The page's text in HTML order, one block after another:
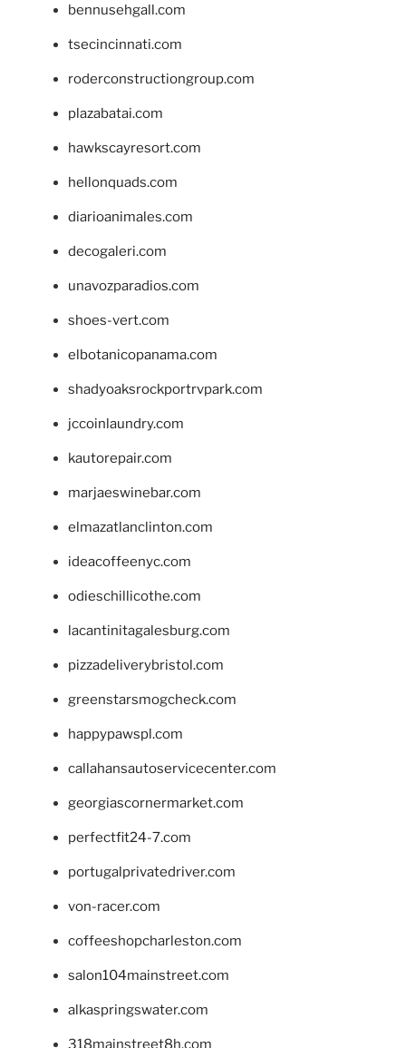
bennusehgall.com
tsecincinnati.com
roderconstructiongroup.com
plazabatai.com
hawkscayresort.com
hellonquads.com
diarioanimales.com
decogaleri.com
unavozparadios.com
shoes-vert.com
elbotanicopanama.com
shadyoaksrockportrvpark.com
jccoinlaundry.com
kautorepair.com
marjaeswinebar.com
elmazatlanclinton.com
ideacoffeenyc.com
odieschillicothe.com
lacantinitagalesburg.com
pizzadeliverybristol.com
greenstarsmogcheck.com
happypawspl.com
callahansautoservicecenter.com
georgiascornermarket.com
perfectfit24-7.com
portugalprivatedriver.com
von-racer.com
coffeeshopcharleston.com
salon104mainstreet.com
alkaspringswater.com
318mainstreet8h.com